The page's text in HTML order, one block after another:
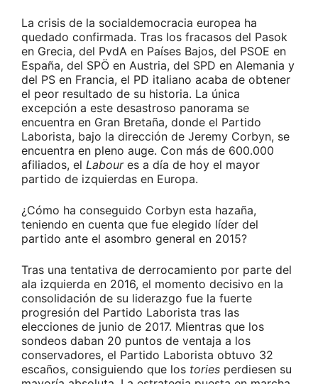
La crisis de la socialdemocracia europea ha
quedado confirmada. Tras los fracasos del Pasok
en Grecia, del PvdA en Países Bajos, del PSOE en
España, del SPÖ en Austria, del SPD en Alemania y
del PS en Francia, el PD italiano acaba de obtener
el peor resultado de su historia. La única
excepción a este desastroso panorama se
encuentra en Gran Bretaña, donde el Partido
Laborista, bajo la dirección de Jeremy Corbyn, se
encuentra en pleno auge. Con más de 600.000
afiliados, el Laboures a día de hoy el mayor
partido de izquierdas en Europa.
¿Cómo ha conseguido Corbyn esta hazaña,
teniendo en cuenta que fue elegido líder del
partido ante el asombro general en 2015?
Tras una tentativa de derrocamiento por parte del
ala izquierda en 2016, el momento decisivo en la
consolidación de su liderazgo fue la fuerte
progresión del Partido Laborista tras las
elecciones de junio de 2017. Mientras que los
sondeos daban 20 puntos de ventaja a los
conservadores, el Partido Laborista obtuvo 32
escaños, consiguiendo que los tories perdiesen su